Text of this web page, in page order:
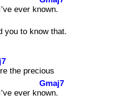
ever known.
you to know that.
the precious
ever know
Gmaj7
n.